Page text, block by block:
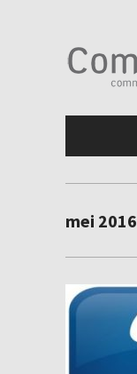
mei 2016